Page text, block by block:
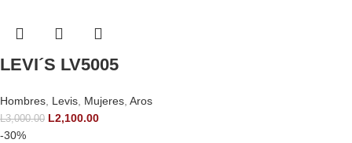
LEVI´S LV5005
Hombres, Levis, Mujeres, Aros
L3,000.00 L2,100.00
-30%